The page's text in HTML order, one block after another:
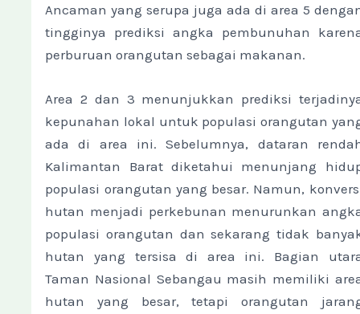
Ancaman yang serupa juga ada di area 5
tingginya prediksi angka pembunuhan
perburuan orangutan sebagai makanan.
Area 2 dan 3 menunjukkan prediksi
kepunahan lokal untuk populasi orangutan
ada di area ini. Sebelumnya, dataran
Kalimantan Barat diketahui menunjang
populasi orangutan yang besar. Namun,
hutan menjadi perkebunan menurunkan
populasi orangutan dan sekarang tidak
hutan yang tersisa di area ini. Bagian
Taman Nasional Sebangau masih memiliki
hutan yang besar, tetapi orangutan